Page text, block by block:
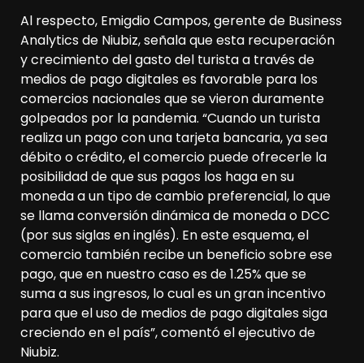
Al respecto, Emigdio Campos, gerente de Business
Analytics de Niubiz, señala que esta recuperación
y crecimiento del gasto del turista a través de
medios de pago digitales es favorable para los
comercios nacionales que se vieron duramente
golpeados por la pandemia. “Cuando un turista
realiza un pago con una tarjeta bancaria, ya sea
débito o crédito, el comercio puede ofrecerle la
posibilidad de que sus pagos los haga en su
moneda a un tipo de cambio preferencial, lo que
se llama conversión dinámica de moneda o DCC
(por sus siglas en inglés). En este esquema, el
comercio también recibe un beneficio sobre ese
pago, que en nuestro caso es de 1.25% que se
suma a sus ingresos, lo cual es un gran incentivo
para que el uso de medios de pago digitales siga
creciendo en el país”, comentó el ejecutivo de
Niubiz.